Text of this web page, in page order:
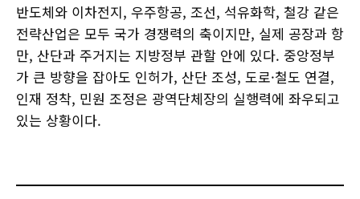
반도체와 이차전지, 우주항공, 조선, 석유화학, 철강 같은
전략산업은 모두 국가 경쟁력의 축이지만, 실제 공장과 항
만, 산단과 주거지는 지방정부 관할 안에 있다. 중앙정부
가 큰 방향을 잡아도 인허가, 산단 조성, 도로·철도 연결,
인재 정착, 민원 조정은 광역단체장의 실행력에 좌우되고
있는 상황이다.